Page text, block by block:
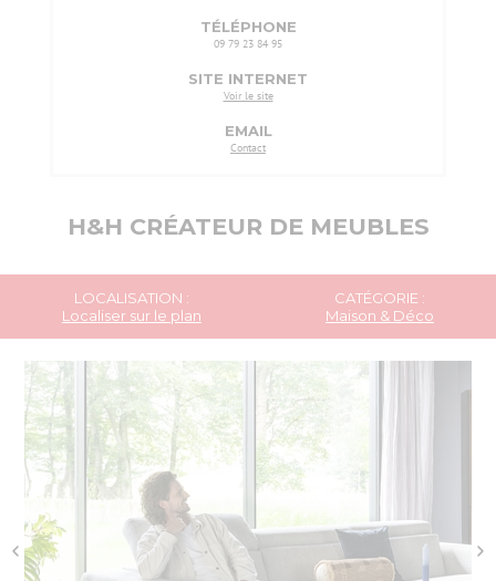
TÉLÉPHONE
09 79 23 84 95
SITE INTERNET
Voir le site
EMAIL
Contact
H&H CRÉATEUR DE MEUBLES
LOCALISATION :
Localiser sur le plan
CATÉGORIE :
Maison & Déco